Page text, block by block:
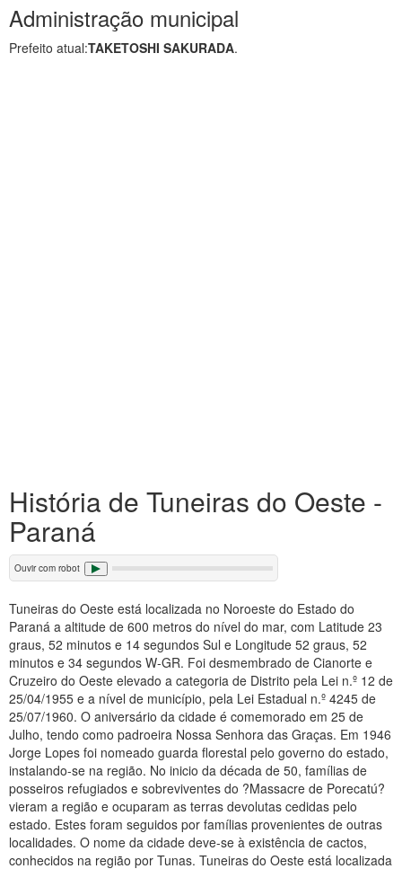
Administração municipal
Prefeito atual:TAKETOSHI SAKURADA.
História de Tuneiras do Oeste -
Paraná
Ouvir com robot
Tuneiras do Oeste está localizada no Noroeste do Estado do
Paraná a altitude de 600 metros do nível do mar, com Latitude 23
graus, 52 minutos e 14 segundos Sul e Longitude 52 graus, 52
minutos e 34 segundos W-GR. Foi desmembrado de Cianorte e
Cruzeiro do Oeste elevado a categoria de Distrito pela Lei n.º 12 de
25/04/1955 e a nível de município, pela Lei Estadual n.º 4245 de
25/07/1960. O aniversário da cidade é comemorado em 25 de
Julho, tendo como padroeira Nossa Senhora das Graças. Em 1946
Jorge Lopes foi nomeado guarda florestal pelo governo do estado,
instalando-se na região. No inicio da década de 50, famílias de
posseiros refugiados e sobreviventes do ?Massacre de Porecatú?
vieram a região e ocuparam as terras devolutas cedidas pelo
estado. Estes foram seguidos por famílias provenientes de outras
localidades. O nome da cidade deve-se à existência de cactos,
conhecidos na região por Tunas. Tuneiras do Oeste está localizada